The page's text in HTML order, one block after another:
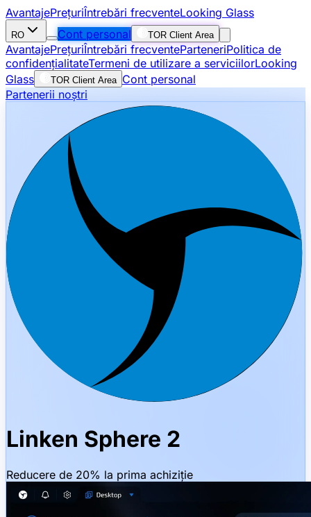
AvantajePrețuriÎntrebări frecventeLooking Glass
RO Cont personal TOR Client Area
AvantajePrețuriÎntrebări frecventeParteneriPolitica de
confidențialitateTermeni de utilizare a serviciilorLooking
Glass
TOR Client Area Cont personal
Partenerii noștri
Linken Sphere 2
Reducere de 20% la prima achiziție